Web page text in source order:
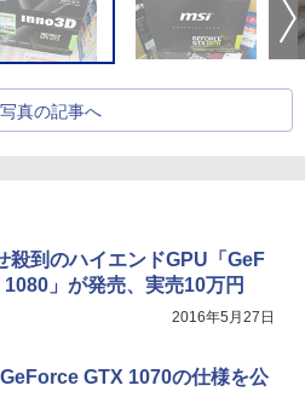
真の記事へ
殺到のハイエンドGPU「GeF
」が発売、実売10万円
2016年5月27日
GTX 1070の仕様を公